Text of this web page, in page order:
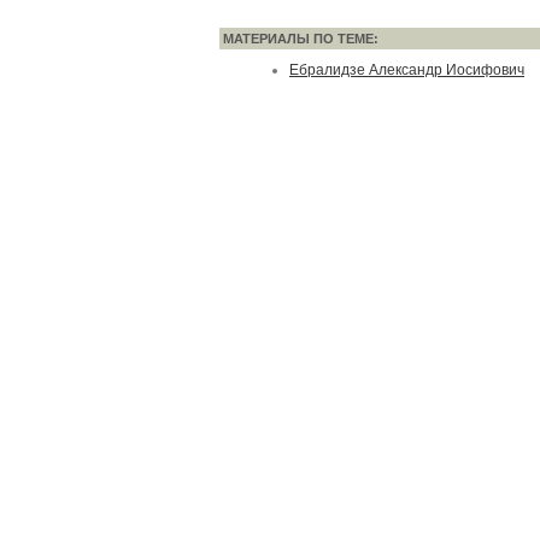
МАТЕРИАЛЫ ПО ТЕМЕ:
Ебралидзе Александр Иосифович